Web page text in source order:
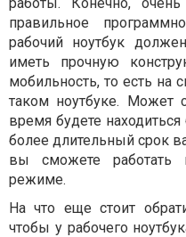
правильное
рабочий ноутбук
иметь прочную
мобильность, то есть на
таком ноутбуке. Может
время будете
более длительный срок
вы сможете работать
режиме.
На что еще стоит
чтобы у рабочего